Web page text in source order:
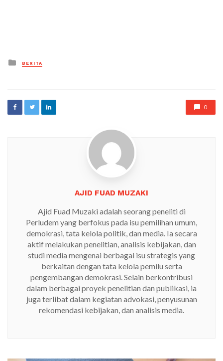
Posted
in
BERITA
0
AJID FUAD MUZAKI
Ajid Fuad Muzaki adalah seorang peneliti di
Perludem yang berfokus pada isu pemilihan umum,
demokrasi, tata kelola politik, dan media. Ia secara
aktif melakukan penelitian, analisis kebijakan, dan
studi media mengenai berbagai isu strategis yang
berkaitan dengan tata kelola pemilu serta
pengembangan demokrasi. Selain berkontribusi
dalam berbagai proyek penelitian dan publikasi, ia
juga terlibat dalam kegiatan advokasi, penyusunan
rekomendasi kebijakan, dan analisis media.